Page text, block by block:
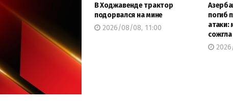
В Ходжавенде трактор
подорвался на мине
2026/08/08, 11:00
погиб
атаки: